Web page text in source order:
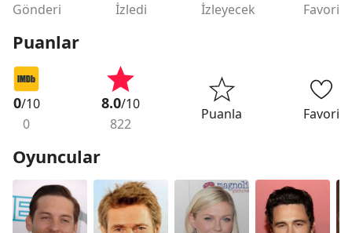
Gönderi İzledi İzleyecek Favori
Puanlar
0/10
0
8.0/10
822
Puanla Favori
Oyuncular